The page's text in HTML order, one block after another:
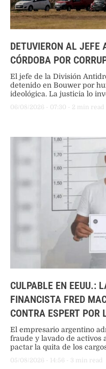
DETUVIERON AL JEFE
CÓRDOBA POR
El jefe de la División
detenido en Bouwer por
ideológica. La justicia lo
viajes personales.
06/08/2026 - 07:30 - 2 min read
CULPABLE EN EEUU.:
FINANCISTA FRED
CONTRA ESPERT POR
El empresario argentino
fraude y lavado de activos
pactar la quita de los
el ex legislador libertario.
05/08/2026 - 14:56 - 3 min read